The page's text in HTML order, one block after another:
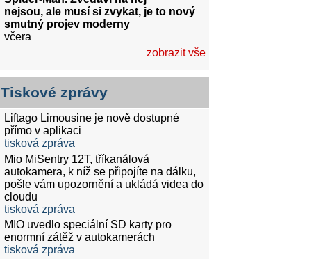
nejsou, ale musí si zvykat, je to nový
smutný projev moderny
včera
zobrazit vše
Tiskové zprávy
Liftago Limousine je nově dostupné
přímo v aplikaci
tisková zpráva
Mio MiSentry 12T, tříkanálová
autokamera, k níž se připojíte na dálku,
pošle vám upozornění a ukládá videa do
cloudu
tisková zpráva
MIO uvedlo speciální SD karty pro
enormní zátěž v autokamerách
tisková zpráva